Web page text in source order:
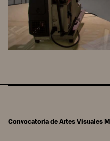
Convocatoria de Artes Visuales